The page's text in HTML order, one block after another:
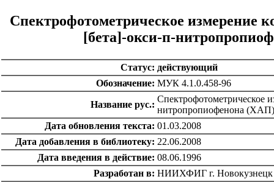
Спектрофотометрическое измерение
[бета]-окси-п-
Статус: действующий
Обозначение: МУК 4.1.0.458-96
Название рус.:
Спектрофотометрическое
нитропропиофенона (ХАП)
Дата обновления текста: 01.03.2008
Дата добавления в библиотеку: 22.06.2008
Дата введения в действие: 08.06.1996
Разработан в: НИИХФИГ г. Новокузнецк